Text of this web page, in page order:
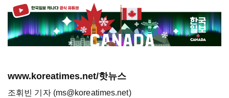
www.koreatimes.net/핫뉴스
조휘빈 기자 (ms@koreatimes.net)